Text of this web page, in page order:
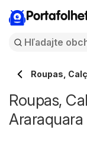
Roupas,
Roupas,